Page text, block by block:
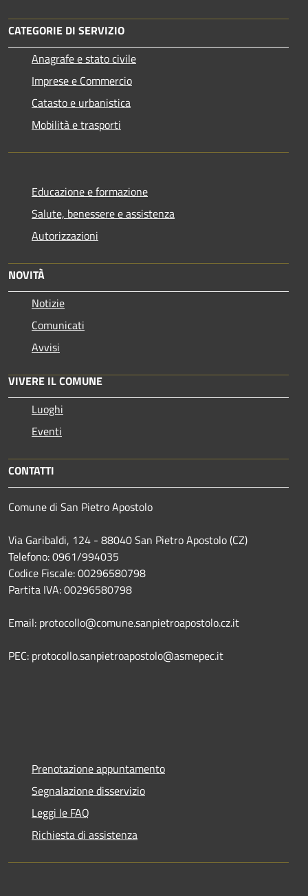
CATEGORIE DI SERVIZIO
Anagrafe e stato civile
Imprese e Commercio
Catasto e urbanistica
Mobilità e trasporti
Educazione e formazione
Salute, benessere e assistenza
Autorizzazioni
NOVITÀ
Notizie
Comunicati
Avvisi
VIVERE IL COMUNE
Luoghi
Eventi
CONTATTI
Comune di San Pietro Apostolo
Via Garibaldi, 124 - 88040 San Pietro Apostolo (CZ)
Telefono: 0961/994035
Codice Fiscale: 00296580798
Partita IVA: 00296580798
Email: protocollo@comune.sanpietroapostolo.cz.it
PEC: protocollo.sanpietroapostolo@asmepec.it
Prenotazione appuntamento
Segnalazione disservizio
Leggi le FAQ
Richiesta di assistenza